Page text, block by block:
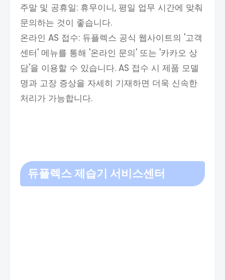
주말 및 공휴일: 휴무이니, 평일 업무 시간에 맞춰
문의하는 것이 좋습니다.
온라인 AS 접수: 듀플렉스 공식 웹사이트의 '고객
센터' 메뉴를 통해 '온라인 문의' 또는 '카카오 상
담'을 이용할 수 있습니다. AS 접수 시 제품 모델
명과 고장 증상을 자세히 기재하면 더욱 신속한
처리가 가능합니다.
듀플렉스 제습기 서비스센터